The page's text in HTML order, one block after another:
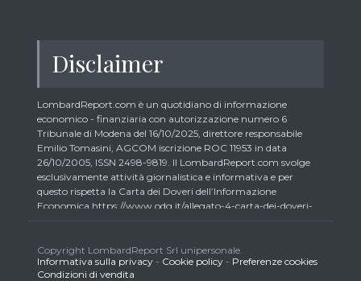
Disclaimer
LombardReport.com è un quotidiano di informazione
economico - finanziaria con autorizzazione numero 6
Tribunale di Modena del 16/10/2025, direttore responsabile
Emilio Tomasini, AGCOM iscrizione ROC 11953 in data
26/10/2005, ISSN 2498-9819. Il LombardReport.com svolge
esclusivamente attività giornalistica e informativa e per
questo rispetta la Carta dei Doveri dell’Informazione
Economica https://www.odg.it/allegato-4-carta-dei-doveri-
essere consapevoli che i collaboratori di LombardReport.com
iscritti all’Ordine dei Giornalisti non possono detenere i titoli
oggetto dei loro articoli mentre i collaboratori non giornalisti
Copyright LombardReport Srl unipersonale.
Informativa sulla privacy - Cookie policy - Preferenze cookies
Condizioni di vendita